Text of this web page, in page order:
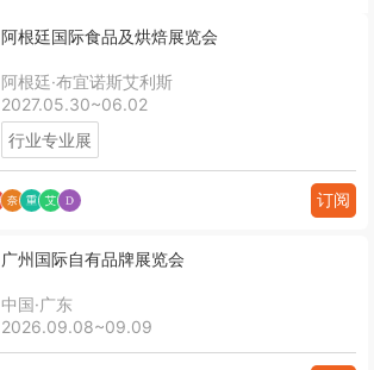
阿根廷国际食品及烘焙展览会
阿根廷·布宜诺斯艾利斯
2027.05.30~06.02
行业专业展
订阅
广州国际自有品牌展览会
中国·广东
2026.09.08~09.09